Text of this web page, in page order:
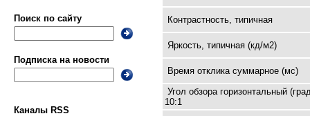
Поиск по сайту
Подписка на новости
Каналы RSS
Контрастность, типичная
Яркость, типичная (кд/м2)
Время отклика суммарное (мс)
Угол обзора горизонтальный
10:1